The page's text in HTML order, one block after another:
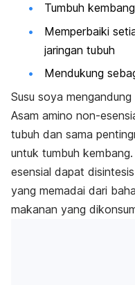
Tumbuh kembang
Memperbaiki
jaringan tubuh
Mendukung
Susu soya
Asam amino non-
tubuh dan sama
untuk tumbuh
esensial dapat
yang memadai dari
makanan yang